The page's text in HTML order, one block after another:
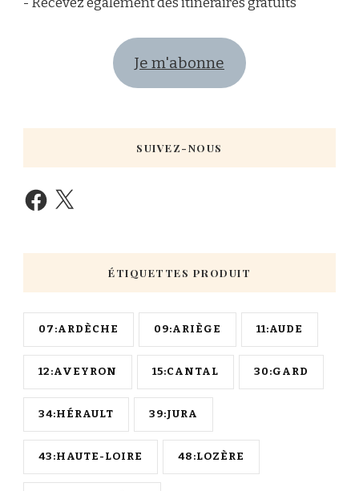
Je m'abonne
SUIVEZ-NOUS
ÉTIQUETTES PRODUIT
07:ARDÈCHE 09:ARIÈGE 11:AUDE
12:AVEYRON 15:CANTAL 30:GARD
34:HÉRAULT 39:JURA
43:HAUTE-LOIRE 48:LOZÈRE